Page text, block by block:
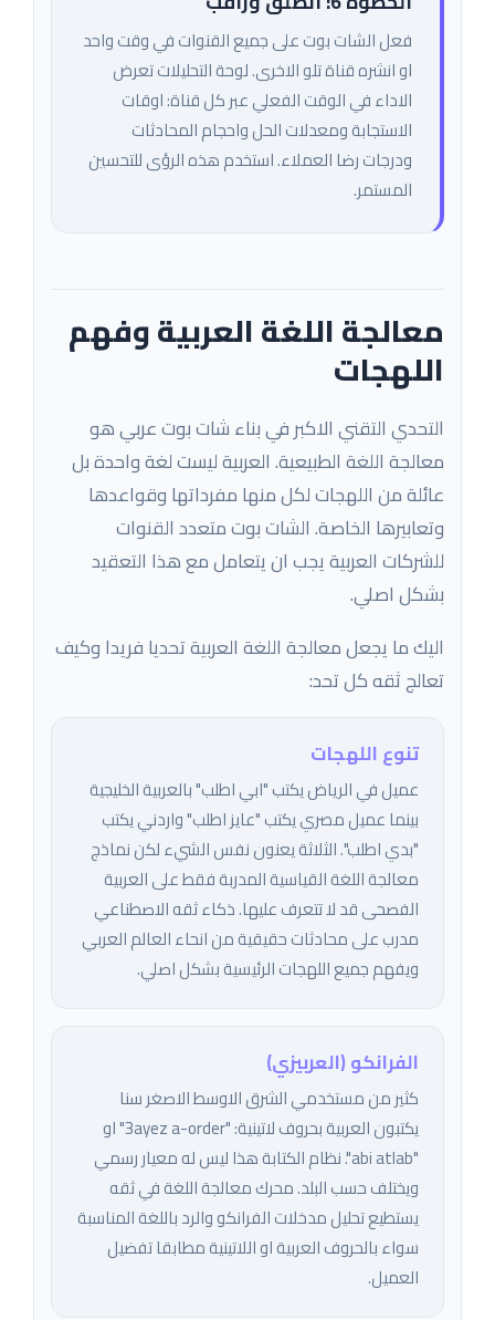
فعل الشات بوت على جميع القنوات في وقت واحد
او انشره قناة تلو الاخرى. لوحة التحليلات تعرض
الاداء في الوقت الفعلي عبر كل قناة: اوقات
الاستجابة ومعدلات الحل واحجام المحادثات
ودرجات رضا العملاء. استخدم هذه الرؤى للتحسين
المستمر.
معالجة اللغة العربية وفهم
اللهجات
التحدي التقني الاكبر في بناء شات بوت عربي هو
معالجة اللغة الطبيعية. العربية ليست لغة واحدة بل
عائلة من اللهجات لكل منها مفرداتها وقواعدها
وتعابيرها الخاصة. الشات بوت متعدد القنوات
للشركات العربية يجب ان يتعامل مع هذا التعقيد
بشكل اصلي.
اليك ما يجعل معالجة اللغة العربية تحديا فريدا وكيف
تعالج ثقه كل تحد:
تنوع اللهجات
عميل في الرياض يكتب "ابي اطلب" بالعربية الخليجية
بينما عميل مصري يكتب "عايز اطلب" واردني يكتب
"بدي اطلب". الثلاثة يعنون نفس الشيء لكن نماذج
معالجة اللغة القياسية المدربة فقط على العربية
الفصحى قد لا تتعرف عليها. ذكاء ثقه الاصطناعي
مدرب على محادثات حقيقية من انحاء العالم العربي
ويفهم جميع اللهجات الرئيسية بشكل اصلي.
الفرانكو (العربيزي)
كثير من مستخدمي الشرق الاوسط الاصغر سنا
يكتبون العربية بحروف لاتينية: "3ayez a-order" او
"abi atlab". نظام الكتابة هذا ليس له معيار رسمي
ويختلف حسب البلد. محرك معالجة اللغة في ثقه
يستطيع تحليل مدخلات الفرانكو والرد باللغة المناسبة
سواء بالحروف العربية او اللاتينية مطابقا تفضيل
العميل.